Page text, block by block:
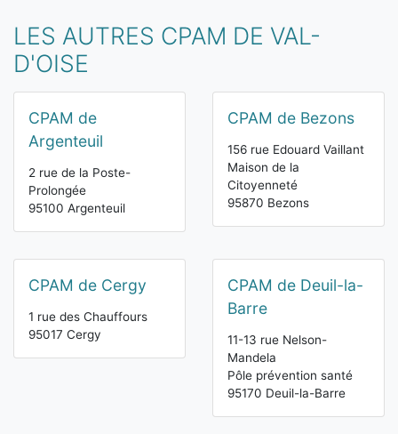
LES AUTRES CPAM DE VAL-
D'OISE
CPAM de
Argenteuil
2 rue de la Poste-
Prolongée
95100 Argenteuil
CPAM de Bezons
156 rue Edouard Vaillant
Maison de la
Citoyenneté
95870 Bezons
CPAM de Cergy
1 rue des Chauffours
95017 Cergy
CPAM de Deuil-la-
Barre
11-13 rue Nelson-
Mandela
Pôle prévention santé
95170 Deuil-la-Barre